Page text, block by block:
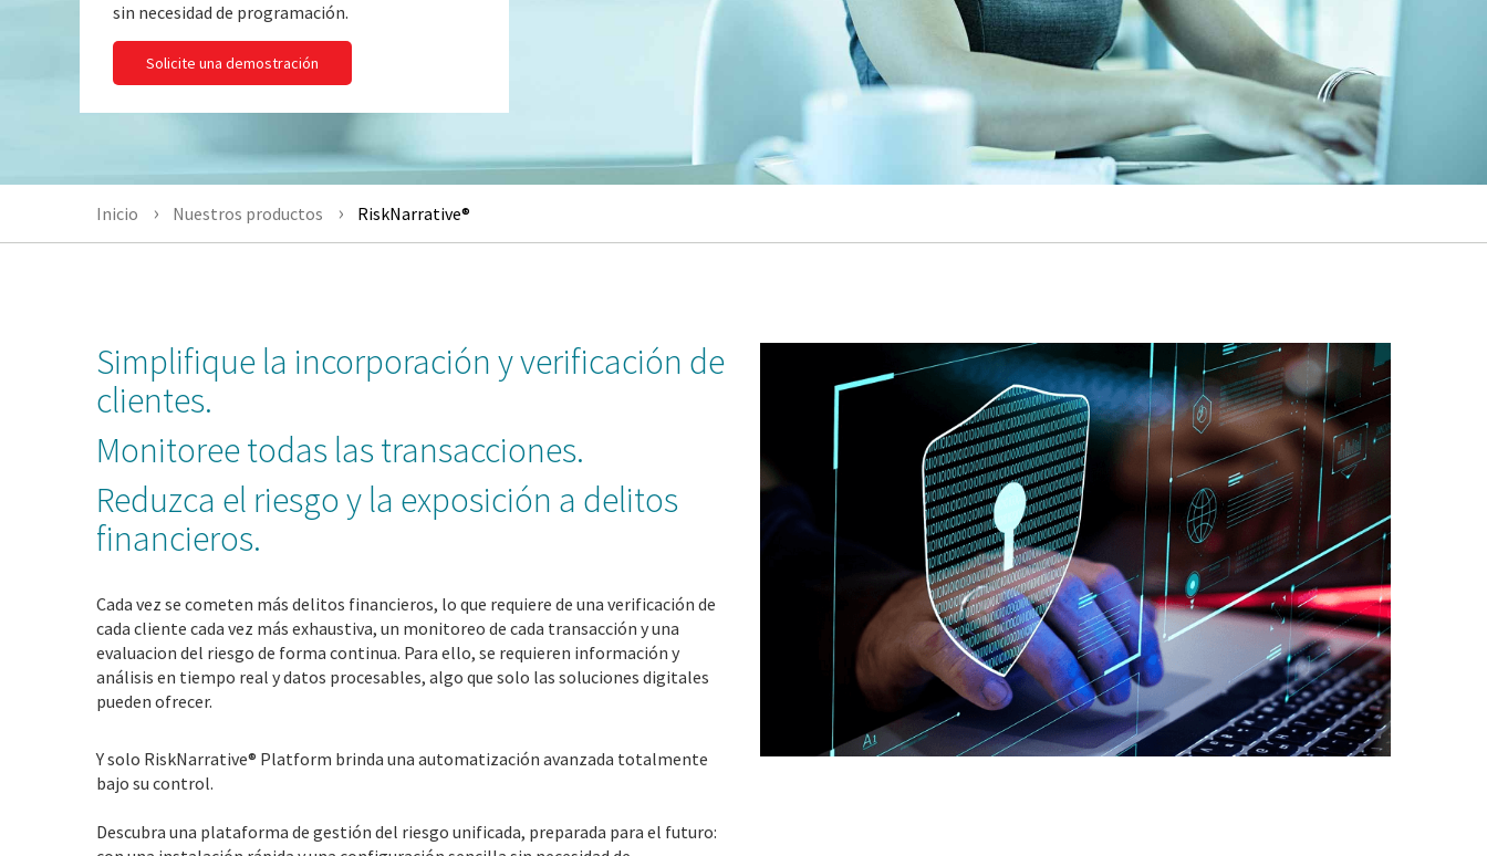
sin necesidad de programación.
Solicite una demostración
Inicio Nuestros productos RiskNarrative®
Simplifique la incorporación y verificación de
clientes.
Monitoree todas las transacciones.
Reduzca el riesgo y la exposición a delitos
financieros.
Cada vez se cometen más delitos financieros, lo que requiere de una verificación de
cada cliente cada vez más exhaustiva, un monitoreo de cada transacción y una
evaluacion del riesgo de forma continua. Para ello, se requieren información y
análisis en tiempo real y datos procesables, algo que solo las soluciones digitales
pueden ofrecer.
Y solo RiskNarrative® Platform brinda una automatización avanzada totalmente
bajo su control.
Descubra una plataforma de gestión del riesgo unificada, preparada para el futuro: